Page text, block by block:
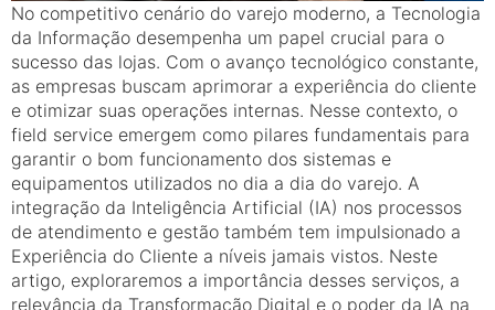
No competitivo cenário do varejo moderno, a Tecnologia
da Informação desempenha um papel crucial para o
sucesso das lojas. Com o avanço tecnológico constante,
as empresas buscam aprimorar a experiência do cliente
e otimizar suas operações internas. Nesse contexto, o
field service emergem como pilares fundamentais para
garantir o bom funcionamento dos sistemas e
equipamentos utilizados no dia a dia do varejo. A
integração da Inteligência Artificial (IA) nos processos
de atendimento e gestão também tem impulsionado a
Experiência do Cliente a níveis jamais vistos. Neste
artigo, exploraremos a importância desses serviços, a
relevância da Transformação Digital e o poder da IA na